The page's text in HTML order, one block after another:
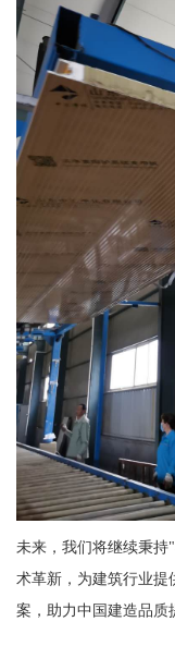
未来，我们将继续秉
术革新，为建筑行业提
案，助力中国建造品质